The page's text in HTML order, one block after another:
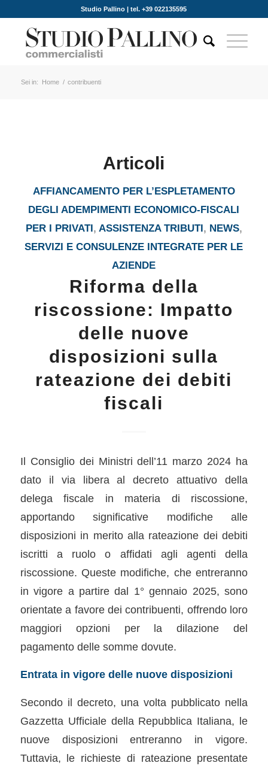
Studio Pallino | tel. +39 022135595
Sei in: Home / contribuenti
Articoli
AFFIANCAMENTO PER L’ESPLETAMENTO
DEGLI ADEMPIMENTI ECONOMICO-FISCALI
PER I PRIVATI, ASSISTENZA TRIBUTI, NEWS,
SERVIZI E CONSULENZE INTEGRATE PER LE
AZIENDE
Riforma della
riscossione: Impatto
delle nuove
disposizioni sulla
rateazione dei debiti
fiscali
Il Consiglio dei Ministri dell’11 marzo 2024 ha
dato il via libera al decreto attuativo della
delega fiscale in materia di riscossione,
apportando significative modifiche alle
disposizioni in merito alla rateazione dei debiti
iscritti a ruolo o affidati agli agenti della
riscossione. Queste modifiche, che entreranno
in vigore a partire dal 1° gennaio 2025, sono
orientate a favore dei contribuenti, offrendo loro
maggiori opzioni per la dilazione del
pagamento delle somme dovute.
Entrata in vigore delle nuove disposizioni
Secondo il decreto, una volta pubblicato nella
Gazzetta Ufficiale della Repubblica Italiana, le
nuove disposizioni entreranno in vigore.
Tuttavia, le richieste di rateazione presentate